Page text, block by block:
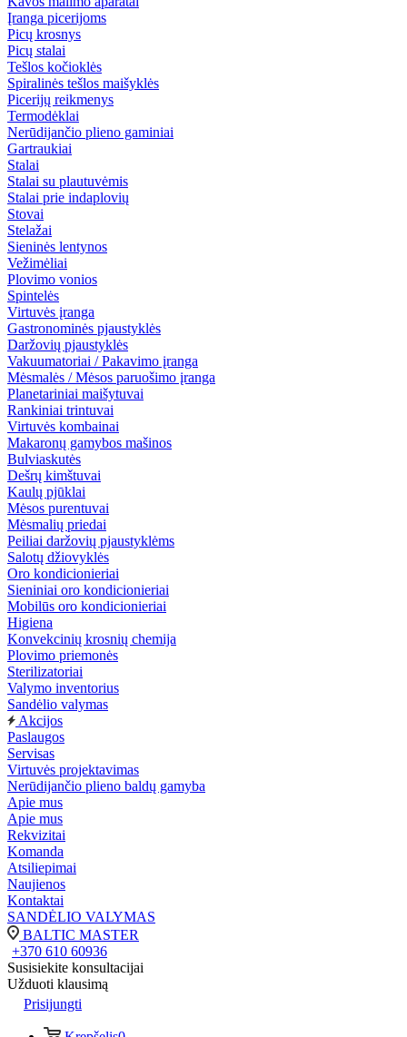
Įranga picerijoms
Picų krosnys
Picų stalai
Tešlos kočioklės
Spiralinės tešlos maišyklės
Picerijų reikmenys
Termodėklai
Nerūdijančio plieno gaminiai
Gartraukiai
Stalai
Stalai su plautuvėmis
Stalai prie indaplovių
Stovai
Stelažai
Sieninės lentynos
Vežimėliai
Plovimo vonios
Spintelės
Virtuvės įranga
Gastronominės pjaustyklės
Daržovių pjaustyklės
Vakuumatoriai / Pakavimo įranga
Mėsmalės / Mėsos paruošimo įranga
Planetariniai maišytuvai
Rankiniai trintuvai
Virtuvės kombainai
Makaronų gamybos mašinos
Bulviaskutės
Dešrų kimštuvai
Kaulų pjūklai
Mėsos purentuvai
Mėsmalių priedai
Peiliai daržovių pjaustyklėms
Salotų džiovyklės
Oro kondicionieriai
Sieniniai oro kondicionieriai
Mobilūs oro kondicionieriai
Higiena
Konvekcinių krosnių chemija
Plovimo priemonės
Sterilizatoriai
Valymo inventorius
Sandėlio valymas
Akcijos
Paslaugos
Servisas
Virtuvės projektavimas
Nerūdijančio plieno baldų gamyba
Apie mus
Apie mus
Rekvizitai
Komanda
Atsiliepimai
Naujienos
Kontaktai
SANDĖLIO VALYMAS
BALTIC MASTER
+370 610 60936
Susisiekite konsultacijai
Užduoti klausimą
Prisijungti